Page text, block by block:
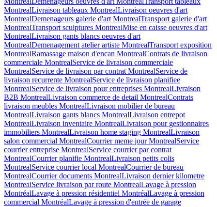
MontrealLivraison tableaux MontrealLivraison oeuvres d'art
MontrealDemenageurs galerie d'art MontrealTransport galerie d'art
MontrealTransport sculptures MontrealMise en caisse oeuvres d'art
MontrealLivraison gants blancs oeuvres d'art
MontrealDemenagement atelier artiste MontrealTransport exposition
MontrealRamassage maison d'encan MontrealContrats de livraison
commerciale MontrealService de livraison commerciale
MontrealService de livraison par contrat MontrealService de
livraison recurrente MontrealService de livraison planifiee
MontrealService de livraison pour entreprises MontrealLivraison
B2B MontrealLivraison commerce de detail MontrealContrats
livraison meubles MontrealLivraison mobilier de bureau
MontrealLivraison gants blancs MontrealLivraison entrepot
MontrealLivraison inventaire MontrealLivraison pour gestionnaires
immobiliers MontrealLivraison home staging MontrealLivraison
salon commercial MontrealCourrier meme jour MontrealService
courrier entreprise MontrealService courrier par contrat
MontrealCourrier planifie MontrealLivraison petits colis
MontrealService courrier local MontrealCourrier de bureau
MontrealCourrier documents MontrealLivraison dernier kilometre
MontrealService livraison par route MontrealLavage à pression
MontréalLavage à pression résidentiel MontréalLavage à pression
commercial MontréalLavage à pression d'entrée de garage